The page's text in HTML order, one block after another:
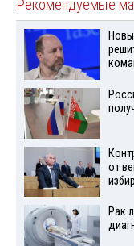
Рекомендуемые
от
Рак